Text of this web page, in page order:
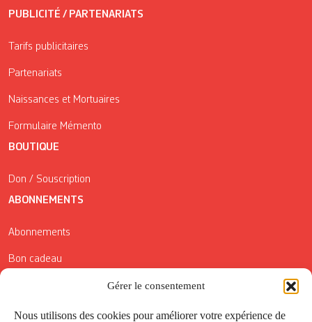
Gérer le consentement
Nous utilisons des cookies pour améliorer votre expérience de
PUBLICITÉ / PARTENARIATS
Tarifs publicitaires
Partenariats
Naissances et Mortuaires
Formulaire Mémento
BOUTIQUE
Don / Souscription
ABONNEMENTS
Abonnements
Bon cadeau
Conditions générales de vente
Réductions de la Carte Côté Courrier